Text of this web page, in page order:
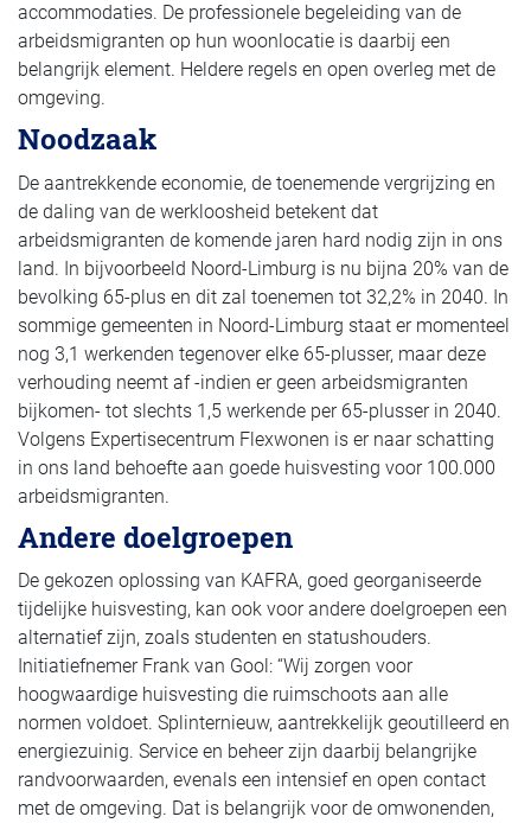
accommodaties. De professionele begeleiding van de
arbeidsmigranten op hun woonlocatie is daarbij een
belangrijk element. Heldere regels en open overleg met de
omgeving.
Noodzaak
De aantrekkende economie, de toenemende vergrijzing en
de daling van de werkloosheid betekent dat
arbeidsmigranten de komende jaren hard nodig zijn in ons
land. In bijvoorbeeld Noord-Limburg is nu bijna 20% van de
bevolking 65-plus en dit zal toenemen tot 32,2% in 2040. In
sommige gemeenten in Noord-Limburg staat er momenteel
nog 3,1 werkenden tegenover elke 65-plusser, maar deze
verhouding neemt af -indien er geen arbeidsmigranten
bijkomen- tot slechts 1,5 werkende per 65-plusser in 2040.
Volgens Expertisecentrum Flexwonen is er naar schatting
in ons land behoefte aan goede huisvesting voor 100.000
arbeidsmigranten.
Andere doelgroepen
De gekozen oplossing van KAFRA, goed georganiseerde
tijdelijke huisvesting, kan ook voor andere doelgroepen een
alternatief zijn, zoals studenten en statushouders.
Initiatiefnemer Frank van Gool: “Wij zorgen voor
hoogwaardige huisvesting die ruimschoots aan alle
normen voldoet. Splinternieuw, aantrekkelijk geoutilleerd en
energiezuinig. Service en beheer zijn daarbij belangrijke
randvoorwaarden, evenals een intensief en open contact
met de omgeving. Dat is belangrijk voor de omwonenden,